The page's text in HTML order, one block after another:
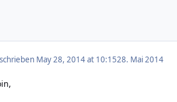
May 28, 2014 at 10:1528. Mai 2014